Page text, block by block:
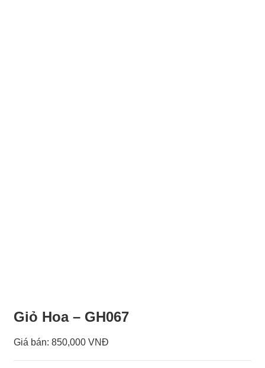
Giỏ Hoa – GH067
Giá bán: 850,000 VNĐ